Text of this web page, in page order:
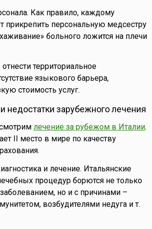
Как правило, каждому
прикрепить персональную медсестру
больного ложится на плечи
территориальное
языкового барьера,
стоимость услуг.
недостатки зарубежного лечения
лечение за рубежом в Италии.
II место в мире по качеству
и лечение. Итальянские
процедур борются не только
но и с причинами –
возбудителями недуга и т.